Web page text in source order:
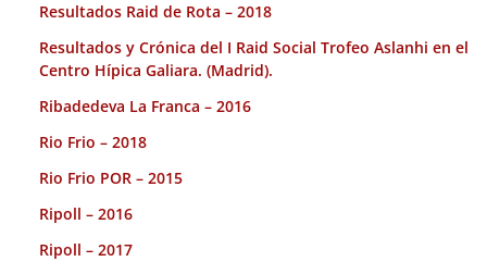
Resultados Raid de Rota – 2018
Resultados y Crónica del I Raid Social Trofeo Aslanhi en el
Centro Hípica Galiara. (Madrid).
Ribadedeva La Franca – 2016
Rio Frio – 2018
Rio Frio POR – 2015
Ripoll – 2016
Ripoll – 2017